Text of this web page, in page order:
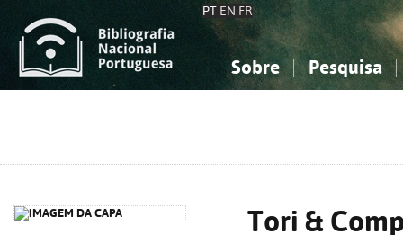
PT EN FR
Sobre Pesquisa
Tori &